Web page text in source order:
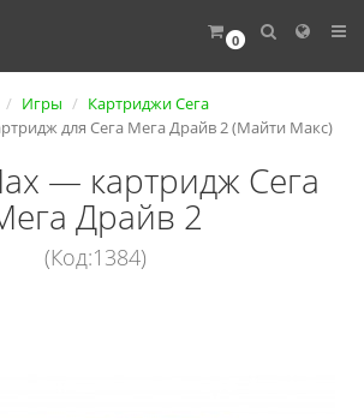
0
Игры
Картриджи Сега
для Сега Мега Драйв 2 (Майти Макс)
— картридж Сега
Драйв 2
(Код:1384)